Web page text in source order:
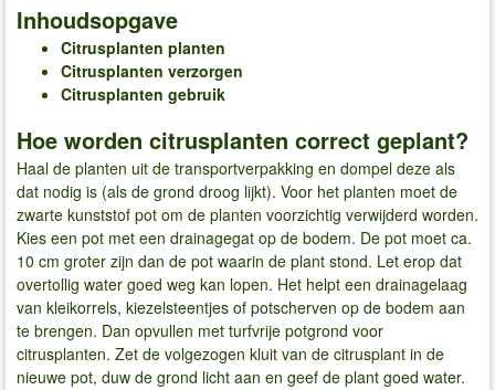
Inhoudsopgave
Citrusplanten planten
Citrusplanten verzorgen
Citrusplanten gebruik
Hoe worden citrusplanten correct geplant?
Haal de planten uit de transportverpakking en dompel deze als
dat nodig is (als de grond droog lijkt). Voor het planten moet de
zwarte kunststof pot om de planten voorzichtig verwijderd worden.
Kies een pot met een drainagegat op de bodem. De pot moet ca.
10 cm groter zijn dan de pot waarin de plant stond. Let erop dat
overtollig water goed weg kan lopen. Het helpt een drainagelaag
van kleikorrels, kiezelsteentjes of potscherven op de bodem aan
te brengen. Dan opvullen met turfvrije potgrond voor
citrusplanten. Zet de volgezogen kluit van de citrusplant in de
nieuwe pot, duw de grond licht aan en geef de plant goed water.